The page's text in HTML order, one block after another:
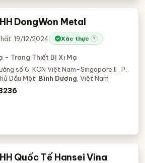
DongWon Metal
19/12/2024 Xác thực ?
- Trang Thiết Bị Xi Mạ
số 6, KCN Việt Nam-Singapore II , P.
Dầu Một, Bình Dương , Việt Nam
Quốc Tế Hansei Vina